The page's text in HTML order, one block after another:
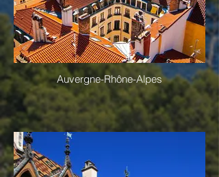
Auvergne-Rhône-Alpes